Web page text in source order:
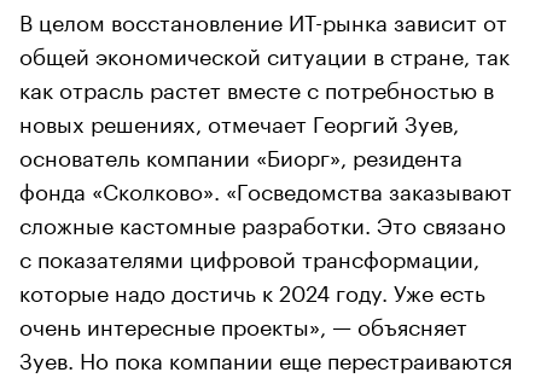
В целом восстановление ИТ-рынка зависит от
общей экономической ситуации в стране, так
как отрасль растет вместе с потребностью в
новых решениях, отмечает Георгий Зуев,
основатель компании «Биорг», резидента
фонда «Сколково». «Госведомства заказывают
сложные кастомные разработки. Это связано
с показателями цифровой трансформации,
которые надо достичь к 2024 году. Уже есть
очень интересные проекты», — объясняет
Зуев. Но пока компании еще перестраиваются